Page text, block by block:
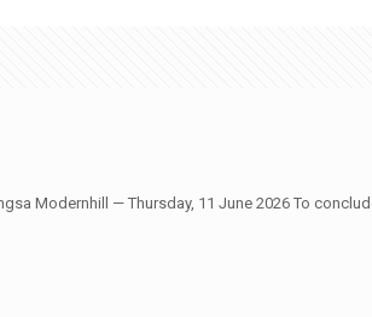
Modernhill — Thursday, 11 June 2026 To